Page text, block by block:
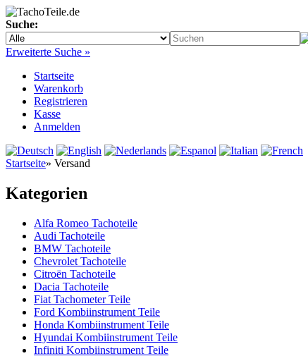
Suche:
Erweiterte Suche »
Startseite
Warenkorb
Registrieren
Kasse
Anmelden
Startseite» Versand
Kategorien
Alfa Romeo Tachoteile
Audi Tachoteile
BMW Tachoteile
Chevrolet Tachoteile
Citroën Tachoteile
Dacia Tachoteile
Fiat Tachometer Teile
Ford Kombiinstrument Teile
Honda Kombiinstrument Teile
Hyundai Kombiinstrument Teile
Infiniti Kombiinstrument Teile